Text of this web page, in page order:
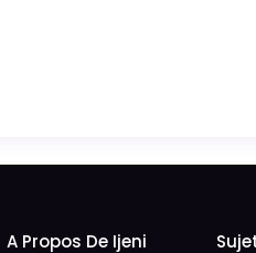
A Propos De Ijeni